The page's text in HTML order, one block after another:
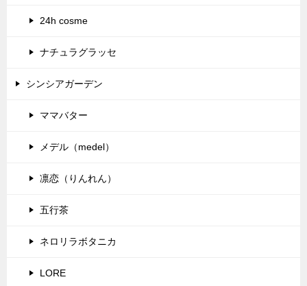
24h cosme
ナチュラグラッセ
シンシアガーデン
ママバター
メデル（medel）
凛恋（りんれん）
五行茶
ネロリラボタニカ
LORE